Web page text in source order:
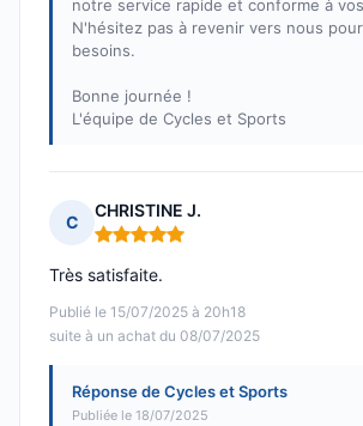
notre service rapide et conforme à
N'hésitez pas à revenir vers nous
besoins.
Bonne journée !
L'équipe de Cycles et Sports
C
CHRISTINE J.
Note : 5 sur 5
Publié le 15/07/2025 à 20h18
suite à un achat du 08/07/2025
Très satisfaite.
Réponse de Cycles et Sports
Publiée le 18/07/2025